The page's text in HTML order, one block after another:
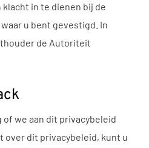
in te dienen bij de
u bent gevestigd. In
de Autoriteit
we aan dit privacybeleid
over dit privacybeleid, kunt u